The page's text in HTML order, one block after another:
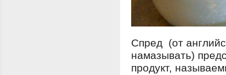
Спред (от
намазывать)
продукт,